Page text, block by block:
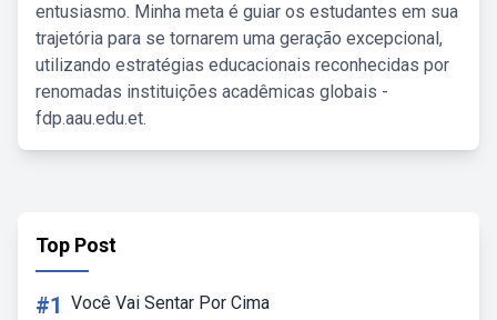
entusiasmo. Minha meta é guiar os estudantes em sua
trajetória para se tornarem uma geração excepcional,
utilizando estratégias educacionais reconhecidas por
renomadas instituições acadêmicas globais -
fdp.aau.edu.et.
Top Post
#1 Você Vai Sentar Por Cima